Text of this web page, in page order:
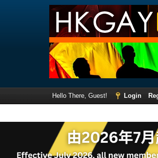
Hello There, Guest! Login